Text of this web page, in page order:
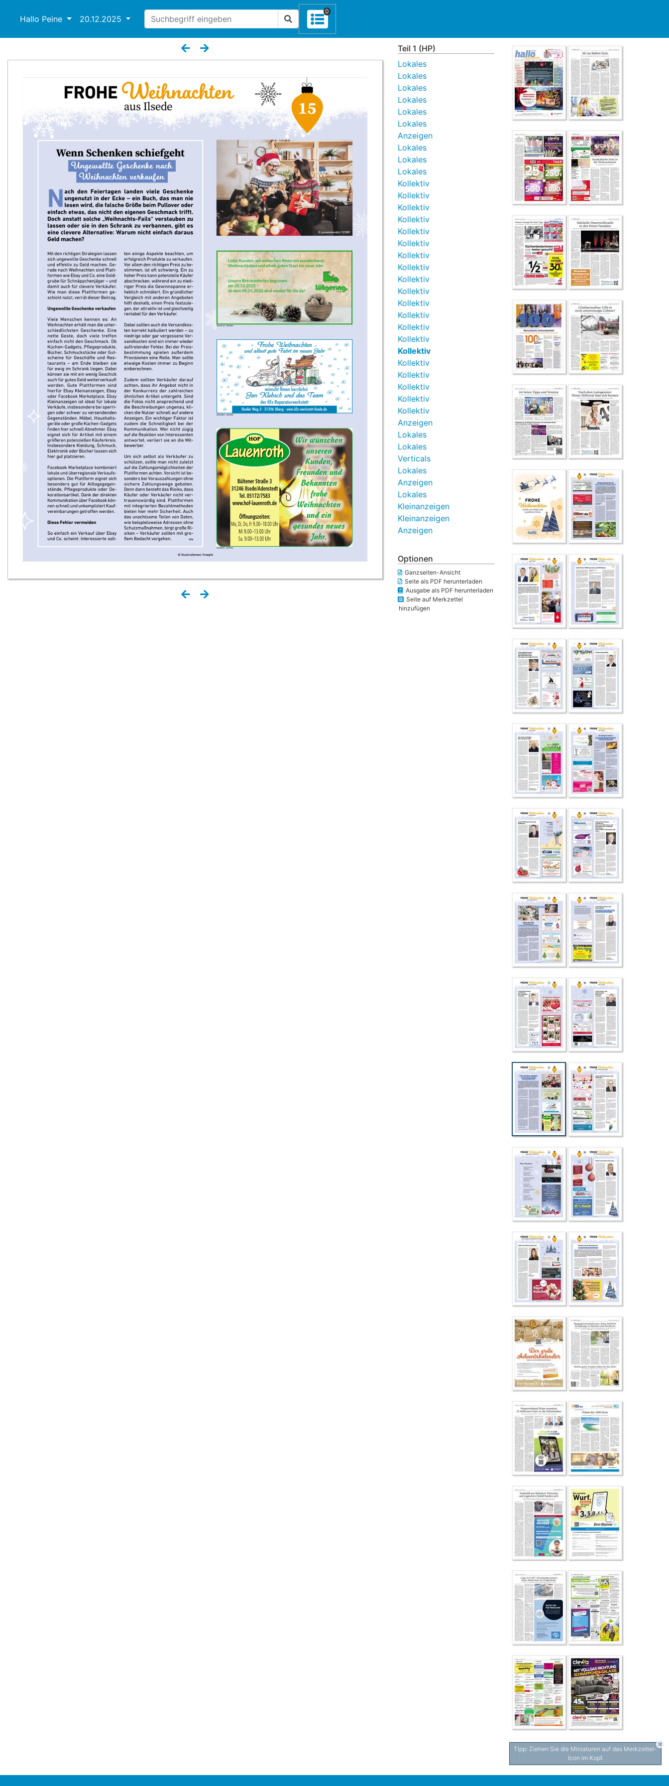
Hallo Peine 20.12.2025
0
Teil 1 (HP)
Lokales
Lokales
Lokales
Lokales
Lokales
Lokales
Anzeigen
Lokales
Lokales
Lokales
Kollektiv
Kollektiv
Kollektiv
Kollektiv
Kollektiv
Kollektiv
Kollektiv
Kollektiv
Kollektiv
Kollektiv
Kollektiv
Kollektiv
Kollektiv
Kollektiv
Kollektiv
Kollektiv
Kollektiv
Kollektiv
Kollektiv
Kollektiv
Anzeigen
Lokales
Lokales
Verticals
Lokales
Anzeigen
Lokales
Kleinanzeigen
Kleinanzeigen
Anzeigen
Optionen
Ganzseiten-Ansicht
Seite als PDF herunterladen
Ausgabe als PDF herunterladen
Seite auf Merkzettel
hinzufügen
Tipp: Ziehen Sie die Miniaturen auf das Merkzettel-
Icon im Kopf.